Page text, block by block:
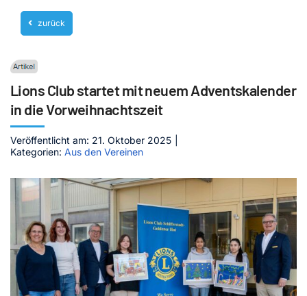
Unternehmen
Mediathek
Jetzt abonnieren
zurück
Lions Club startet mit neuem Adventskalender
in die Vorweihnachtszeit
Veröffentlicht am: 21. Oktober 2025
Kategorien: Aus den Vereinen